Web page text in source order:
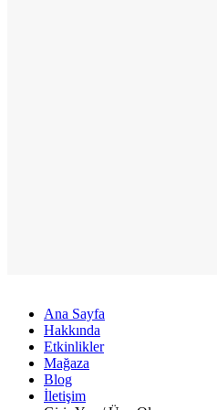
Ana Sayfa
Hakkında
Etkinlikler
Mağaza
Blog
İletişim